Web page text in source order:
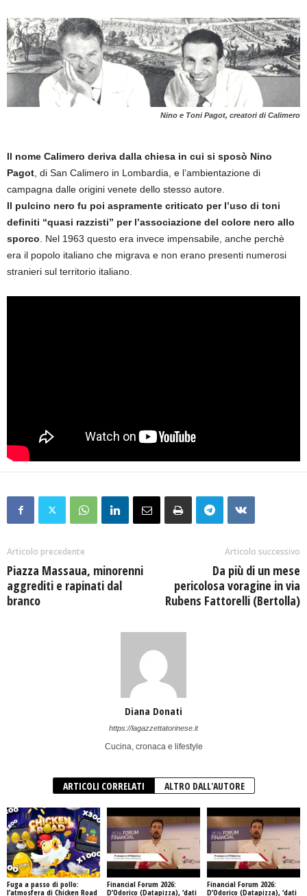
Nino e Toni Pagot, creatori di Calimero
Il nome Calimero deriva dalla chiesa in cui si sposò Nino
Pagot, di San Calimero in Lombardia, e l’ambientazione di
campagna dalle origini venete dello stesso autore.
Il pulcino nero fu poi aspramente criticato per l’uso di toni
definiti “quasi razzisti” per l’associazione del colore nero allo
sporco. Nel 1963 questo era invece impensabile, anche perchè
era il popolo italiano che migrava e non erano presenti numerosi
stranieri sul territorio italiano.
Articolo precedente
Piazza Massaua, minorenni
aggrediti e rapinati dal
branco
Articolo successivo
Da più di un mese
pericolosa voragine in via
Rubens Fattorelli (Bertolla)
Diana Donati
https://lagazzettatorinese.it
Cucina, cronaca e lifestyle
ARTICOLI CORRELATI ALTRO DALL'AUTORE
Fuga a passo di pollo:
l’atmosfera di Chicken Road
Financial Forum 2026:
D’Odorico (Datapizza), ‘dati
Financial Forum 2026:
D’Odorico (Datapizza), ‘dati